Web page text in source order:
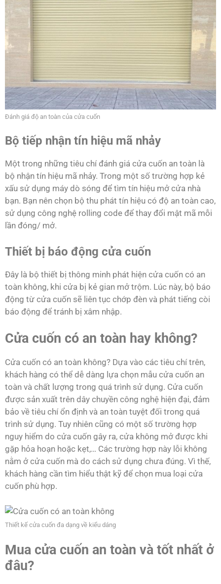
Đánh giá độ an toàn của cửa cuốn
Bộ tiếp nhận tín hiệu mã nhảy
Một trong những tiêu chí đánh giá cửa cuốn an toàn là
bộ nhận tín hiệu mã nhảy. Trong một số trường hợp kẻ
xấu sử dụng máy dò sóng để tìm tín hiệu mở cửa nhà
bạn. Bạn nên chọn bộ thu phát tín hiệu có độ an toàn cao,
sử dụng công nghệ rolling code để thay đổi mật mã mỗi
lần đóng/ mở.
Thiết bị báo động cửa cuốn
Đây là bộ thiết bị thông minh phát hiện cửa cuốn có an
toàn không, khi cửa bị kẻ gian mở trộm. Lúc này, bộ báo
động từ cửa cuốn sẽ liên tục chớp đèn và phát tiếng còi
báo động để tránh bị xâm nhập.
Cửa cuốn có an toàn hay không?
Cửa cuốn có an toàn không? Dựa vào các tiêu chí trên,
khách hàng có thể dễ dàng lựa chọn mẫu cửa cuốn an
toàn và chất lượng trong quá trình sử dụng. Cửa cuốn
được sản xuất trên dây chuyền công nghệ hiện đại, đảm
bảo về tiêu chí ổn định và an toàn tuyệt đối trong quá
trình sử dụng. Tuy nhiên cũng có một số trường hợp
nguy hiểm do cửa cuốn gây ra, cửa không mở được khi
gặp hỏa hoạn hoặc kẹt,… Các trường hợp này lỗi không
nằm ở cửa cuốn mà do cách sử dụng chưa đúng. Vì thế,
khách hàng cần tìm hiểu thật kỹ để chọn mua loại cửa
cuốn phù hợp.
Thiết kế cửa cuốn đa dạng về kiểu dáng
Mua cửa cuốn an toàn và tốt nhất ở
đâu?